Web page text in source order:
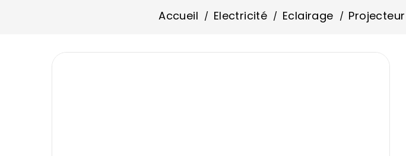
Accueil Electricité Eclairage